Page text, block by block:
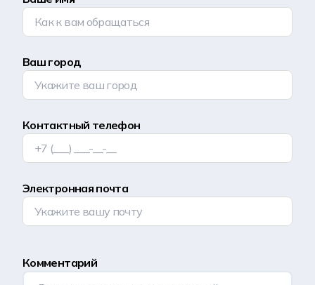
Ваш город
Контактный телефон
Электронная почта
Комментарий